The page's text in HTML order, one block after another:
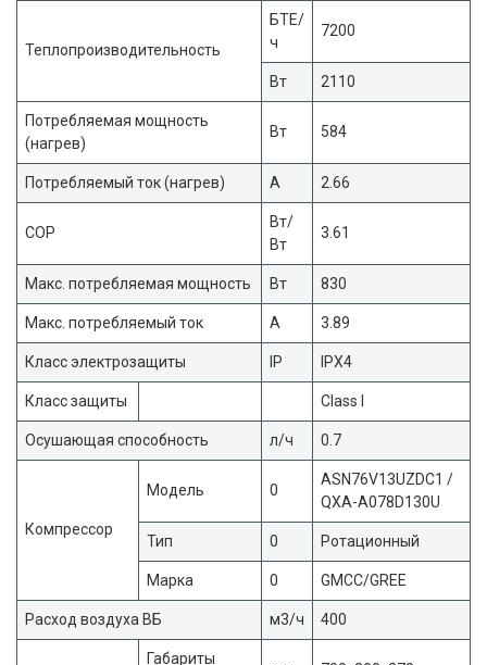
Теплопроизводительность
БТЕ/
ч
7200
Вт 2110
Потребляемая мощность
(нагрев)
Вт 584
Потребляемый ток (нагрев) А 2.66
COP
Вт/
Вт
3.61
Макс. потребляемая мощность Вт 830
Макс. потребляемый ток А 3.89
Класс электрозащиты IP IPX4
Класс защиты Class I
Осушающая способность л/ч 0.7
Компрессор
Модель 0
ASN76V13UZDC1 /
QXA-A078D130U
Тип 0 Ротационный
Марка 0 GMCC/GREE
Расход воздуха ВБ м3/ч 400
Габариты